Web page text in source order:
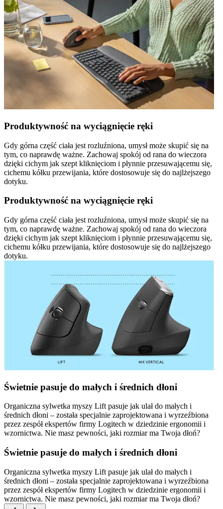
Produktywność na wyciągnięcie ręki
Gdy górna część ciała jest rozluźniona, umysł może skupić się na
tym, co naprawdę ważne. Zachowaj spokój od rana do wieczora
dzięki cichym jak szept kliknięciom i płynnie przesuwającemu się,
cichemu kółku przewijania, które dostosowuje się do najlżejszego
dotyku.
Produktywność na wyciągnięcie ręki
Gdy górna część ciała jest rozluźniona, umysł może skupić się na
tym, co naprawdę ważne. Zachowaj spokój od rana do wieczora
dzięki cichym jak szept kliknięciom i płynnie przesuwającemu się,
cichemu kółku przewijania, które dostosowuje się do najlżejszego
dotyku.
Świetnie pasuje do małych i średnich dłoni
Organiczna sylwetka myszy Lift pasuje jak ulał do małych i
średnich dłoni – została specjalnie zaprojektowana i wyrzeźbiona
przez zespół ekspertów firmy Logitech w dziedzinie ergonomii i
wzornictwa. Nie masz pewności, jaki rozmiar ma Twoja dłoń?
Świetnie pasuje do małych i średnich dłoni
Organiczna sylwetka myszy Lift pasuje jak ulał do małych i
średnich dłoni – została specjalnie zaprojektowana i wyrzeźbiona
przez zespół ekspertów firmy Logitech w dziedzinie ergonomii i
wzornictwa. Nie masz pewności, jaki rozmiar ma Twoja dłoń?